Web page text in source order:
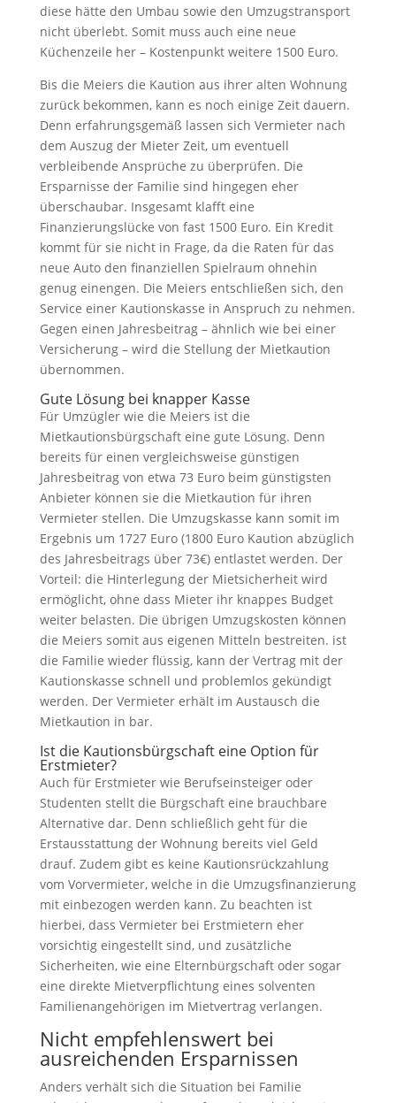
diese hätte den Umbau sowie den Umzugstransport
nicht überlebt. Somit muss auch eine neue
Küchenzeile her – Kostenpunkt weitere 1500 Euro.
Bis die Meiers die Kaution aus ihrer alten Wohnung
zurück bekommen, kann es noch einige Zeit dauern.
Denn erfahrungsgemäß lassen sich Vermieter nach
dem Auszug der Mieter Zeit, um eventuell
verbleibende Ansprüche zu überprüfen. Die
Ersparnisse der Familie sind hingegen eher
überschaubar. Insgesamt klafft eine
Finanzierungslücke von fast 1500 Euro. Ein Kredit
kommt für sie nicht in Frage, da die Raten für das
neue Auto den finanziellen Spielraum ohnehin
genug einengen. Die Meiers entschließen sich, den
Service einer Kautionskasse in Anspruch zu nehmen.
Gegen einen Jahresbeitrag – ähnlich wie bei einer
Versicherung – wird die Stellung der Mietkaution
übernommen.
Gute Lösung bei knapper Kasse
Für Umzügler wie die Meiers ist die
Mietkautionsbürgschaft eine gute Lösung. Denn
bereits für einen vergleichsweise günstigen
Jahresbeitrag von etwa 73 Euro beim günstigsten
Anbieter können sie die Mietkaution für ihren
Vermieter stellen. Die Umzugskasse kann somit im
Ergebnis um 1727 Euro (1800 Euro Kaution abzüglich
des Jahresbeitrags über 73€) entlastet werden. Der
Vorteil: die Hinterlegung der Mietsicherheit wird
ermöglicht, ohne dass Mieter ihr knappes Budget
weiter belasten. Die übrigen Umzugskosten können
die Meiers somit aus eigenen Mitteln bestreiten. ist
die Familie wieder flüssig, kann der Vertrag mit der
Kautionskasse schnell und problemlos gekündigt
werden. Der Vermieter erhält im Austausch die
Mietkaution in bar.
Ist die Kautionsbürgschaft eine Option für
Erstmieter?
Auch für Erstmieter wie Berufseinsteiger oder
Studenten stellt die Bürgschaft eine brauchbare
Alternative dar. Denn schließlich geht für die
Erstausstattung der Wohnung bereits viel Geld
drauf. Zudem gibt es keine Kautionsrückzahlung
vom Vorvermieter, welche in die Umzugsfinanzierung
mit einbezogen werden kann. Zu beachten ist
hierbei, dass Vermieter bei Erstmietern eher
vorsichtig eingestellt sind, und zusätzliche
Sicherheiten, wie eine Elternbürgschaft oder sogar
eine direkte Mietverpflichtung eines solventen
Familienangehörigen im Mietvertrag verlangen.
Nicht empfehlenswert bei
ausreichenden Ersparnissen
Anders verhält sich die Situation bei Familie